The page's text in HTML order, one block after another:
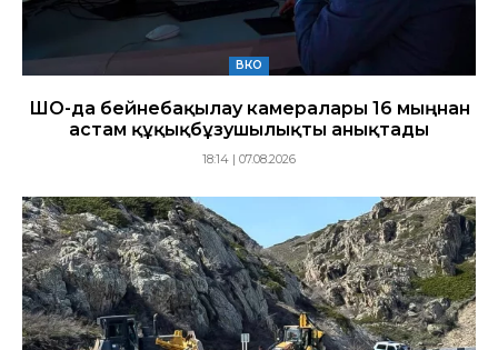
ВКО
ШҚО-да бейнебақылау камералары 16 мыңнан
астам құқықбұзушылықты анықтады
18:14 | 07.08.2026